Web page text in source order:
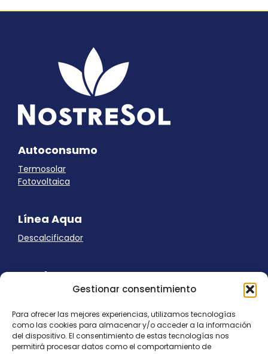
Gestionar consentimiento
Para ofrecer las mejores experiencias, utilizamos tecnologías
como las cookies para almacenar y/o acceder a la información
del dispositivo. El consentimiento de estas tecnologías nos
permitirá procesar datos como el comportamiento de
Autoconsumo
Termosolar
Fotovoltaica
Línea Aqua
Descalcificador
Ayuda
Panel Cookies
Política de privacidad
contacto@nostresol.com